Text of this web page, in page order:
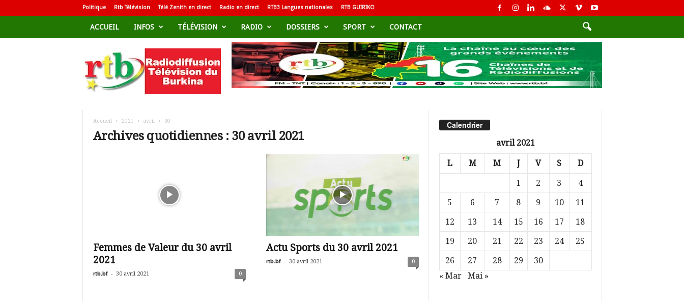
Politique Rtb Télévision Télé Zenith en direct Radio en direct RTB3 Langues nationales RTB GUIRIKO
ACCUEIL INFOS TÉLÉVISION RADIO DOSSIERS SPORT CONTACT
d
i
Accueil 2021 avril 30
Archives quotidiennes : 30 avril 2021
Femmes de Valeur du 30 avril
2021
rtb.bf - 30 avril 2021 0
Actu Sports du 30 avril 2021
rtb.bf - 30 avril 2021 0
Calendrier
avril 2021
L M M J V S D
1 2 3
4
5
6 7 8 9 10
11
12
13 14 15 16 17
18
19
20 21 22 23 24
25
26
27 28 29
30
« Mar
Mai »